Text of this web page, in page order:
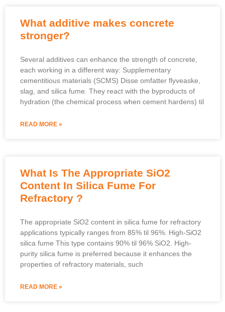
What additive makes concrete
stronger?
Several additives can enhance the strength of concrete
each working in a different way: Supplementary
cementitious materials (SCMS) Disse omfatter flyveaske,
slag and silica fume They react with the byproducts of
hydration (the chemical process when cement hardens) til
READ MORE »
What Is The Appropriate SiO2
Content In Silica Fume For
Refractory ?
The appropriate SiO2 content in silica fume for refractory
applications typically ranges from 85% til 96%. High-SiO2
silica fume This type contains 90% til 96% SiO2. High-
purity silica fume is preferred because it enhances the
properties of refractory materials such
READ MORE »